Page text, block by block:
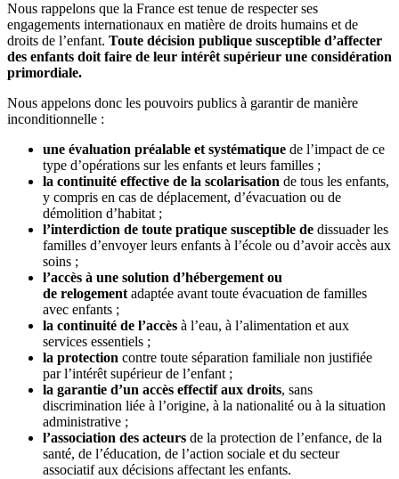
Nous rappelons que la France est tenue de respecter ses
engagements internationaux en matière de droits humains et de
droits de l’enfant. Toute décision publique susceptible d’affecter
des enfants doit faire de leur intérêt supérieur une considération
primordiale.
Nous appelons donc les pouvoirs publics à garantir de manière
inconditionnelle :
une évaluation préalable et systématique de l’impact de ce
type d’opérations sur les enfants et leurs familles ;
la continuité effective de la scolarisation de tous les enfants,
y compris en cas de déplacement, d’évacuation ou de
démolition d’habitat ;
l’interdiction de toute pratique susceptible de dissuader les
familles d’envoyer leurs enfants à l’école ou d’avoir accès aux
soins ;
l’accès à une solution d’hébergement ou
de relogementadaptée avant toute évacuation de familles
avec enfants ;
la continuité de l’accès à l’eau, à l’alimentation et aux
services essentiels ;
la protection contre toute séparation familiale non justifiée
par l’intérêt supérieur de l’enfant ;
la garantie d’un accès effectif aux droits, sans
discrimination liée à l’origine, à la nationalité ou à la situation
administrative ;
l’association des acteurs de la protection de l’enfance, de la
santé, de l’éducation, de l’action sociale et du secteur
associatif aux décisions affectant les enfants.